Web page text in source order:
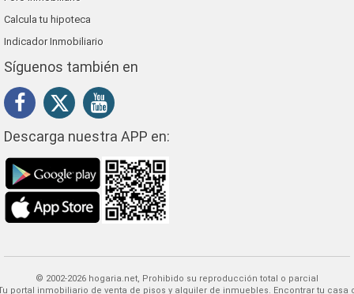
Calcula tu hipoteca
Indicador Inmobiliario
Síguenos también en
Descarga nuestra APP en:
© 2002-2026 hogaria.net, Prohibido su reproducción total o parcial
Encontrar tu casa o